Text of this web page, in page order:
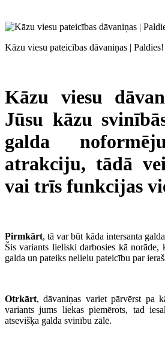
Kāzu viesu pateicības dāvaniņas |
Kāzu viesu
Jūsu kāzu
galda
atrakciju, tādā
vai trīs funkcijas
Pirmkārt, tā var būt kāda intersanta
Šis variants lieliski darbosies kā norāde,
galda un pateiks nelielu pateicību par
Otrkārt, dāvaniņas variet pārvērst
variants jums liekas piemērots, tad
atsevišķa galda svinību zālē.